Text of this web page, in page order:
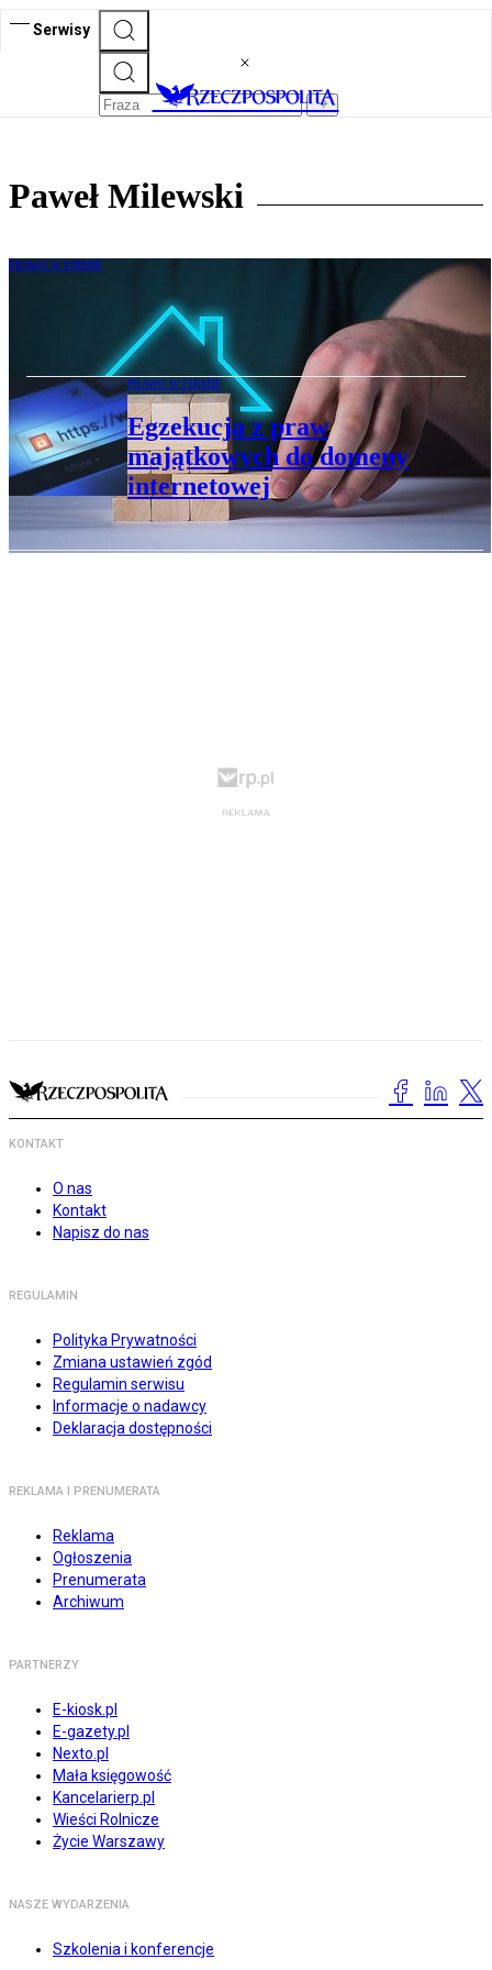
Serwisy
Paweł Milewski
PRAWO W FIRMIE
Opróżnione miejsce hipoteczne szansą dla
wierzycieli
PRAWO W FIRMIE
Egzekucja z praw
majątkowych do domeny
internetowej
KONTAKT
O nas
Kontakt
Napisz do nas
REGULAMIN
Polityka Prywatności
Zmiana ustawień zgód
Regulamin serwisu
Informacje o nadawcy
Deklaracja dostępności
REKLAMA I PRENUMERATA
Reklama
Ogłoszenia
Prenumerata
Archiwum
PARTNERZY
E-kiosk.pl
E-gazety.pl
Nexto.pl
Mała księgowość
Kancelarierp.pl
Wieści Rolnicze
Życie Warszawy
NASZE WYDARZENIA
Szkolenia i konferencje